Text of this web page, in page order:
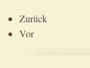
Zurück
Vor